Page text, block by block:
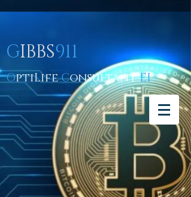
GIBBS911
OptiLifeConsultantEI